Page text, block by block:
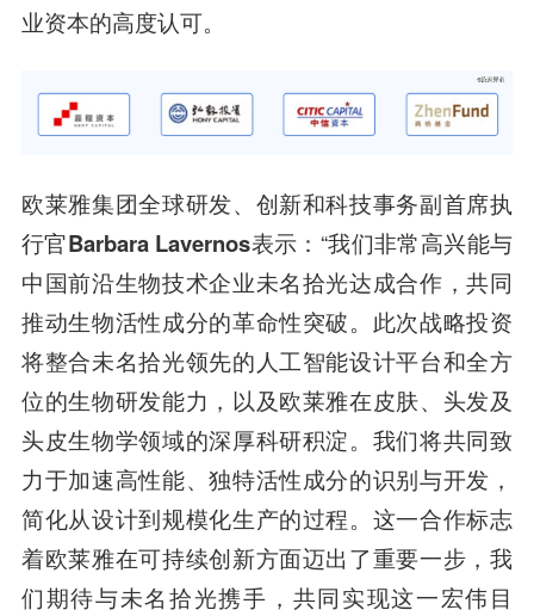
业资本的高度认可。
欧莱雅集团全球研发、创新和科技事务副首席执
行官Barbara Lavernos表示：“我们非常高兴能与
中国前沿生物技术企业未名拾光达成合作，共同
推动生物活性成分的革命性突破。此次战略投资
将整合未名拾光领先的人工智能设计平台和全方
位的生物研发能力，以及欧莱雅在皮肤、头发及
头皮生物学领域的深厚科研积淀。我们将共同致
力于加速高性能、独特活性成分的识别与开发，
简化从设计到规模化生产的过程。这一合作标志
着欧莱雅在可持续创新方面迈出了重要一步，我
们期待与未名拾光携手，共同实现这一宏伟目